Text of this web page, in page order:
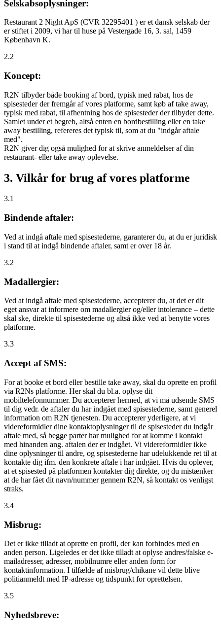
Selskabsoplysninger:
Restaurant 2 Night ApS (CVR 32295401 ) er et dansk selskab der
er stiftet i 2009, vi har til huse på Vestergade 16, 3. sal, 1459
København K.
2.2
Koncept:
R2N tilbyder både booking af bord, typisk med rabat, hos de
spisesteder der fremgår af vores platforme, samt køb af take away,
typisk med rabat, til afhentning hos de spisesteder der tilbyder dette.
Samlet under et begreb, altså enten en bordbestilling eller en take
away bestilling, refereres det typisk til, som at du "indgår aftale
med".
R2N giver dig også mulighed for at skrive anmeldelser af din
restaurant- eller take away oplevelse.
3. Vilkår for brug af vores platforme
3.1
Bindende aftaler:
Ved at indgå aftale med spisestederne, garanterer du, at du er juridisk
i stand til at indgå bindende aftaler, samt er over 18 år.
3.2
Madallergier:
Ved at indgå aftale med spisestederne, accepterer du, at det er dit
eget ansvar at informere om madallergier og/eller intolerance – dette
skal ske, direkte til spisestederne og altså ikke ved at benytte vores
platforme.
3.3
Accept af SMS:
For at booke et bord eller bestille take away, skal du oprette en profil
via R2Ns platforme. Her skal du bl.a. oplyse dit
mobiltelefonnummer. Du accepterer hermed, at vi må udsende SMS
til dig vedr. de aftaler du har indgået med spisestederne, samt generel
information om R2N tjenesten. Du accepterer yderligere, at vi
videreformidler dine kontaktoplysninger til de spisesteder du indgår
aftale med, så begge parter har mulighed for at komme i kontakt
med hinanden ang. aftalen der er indgået. Vi videreformidler ikke
dine oplysninger til andre, og spisestederne har udelukkende ret til at
kontakte dig ifm. den konkrete aftale i har indgået. Hvis du oplever,
at et spisested på platformen kontakter dig direkte, og du mistænker
at de har fået dit navn/nummer gennem R2N, så kontakt os venligst
straks.
3.4
Misbrug:
Det er ikke tilladt at oprette en profil, der kan forbindes med en
anden person. Ligeledes er det ikke tilladt at oplyse andres/falske e-
mailadresser, adresser, mobilnumre eller anden form for
kontaktinformation. I tilfælde af misbrug/chikane vil dette blive
politianmeldt med IP-adresse og tidspunkt for oprettelsen.
3.5
Nyhedsbreve: